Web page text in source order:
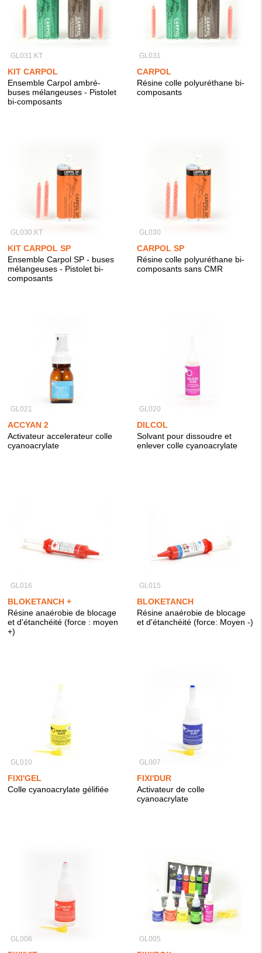
GL031.KT
KIT CARPOL
Ensemble Carpol ambré-
buses mélangeuses - Pistolet
bi-composants
GL031
CARPOL
Résine colle polyuréthane bi-
composants
GL030.KT
KIT CARPOL SP
Ensemble Carpol SP - buses
mélangeuses - Pistolet bi-
composants
GL030
CARPOL SP
Résine colle polyuréthane bi-
composants sans CMR
GL021
ACCYAN 2
Activateur accelerateur colle
cyanoacrylate
GL020
DILCOL
Solvant pour dissoudre et
enlever colle cyanoacrylate
GL016
BLOKETANCH +
Résine anaérobie de blocage
et d'étanchéité (force : moyen
+)
GL015
BLOKETANCH
Résine anaérobie de blocage
et d'étanchéité (force: Moyen -)
GL010
FIXI'GEL
Colle cyanoacrylate gélifiée
GL007
FIXI'DUR
Activateur de colle
cyanoacrylate
GL006 GL005